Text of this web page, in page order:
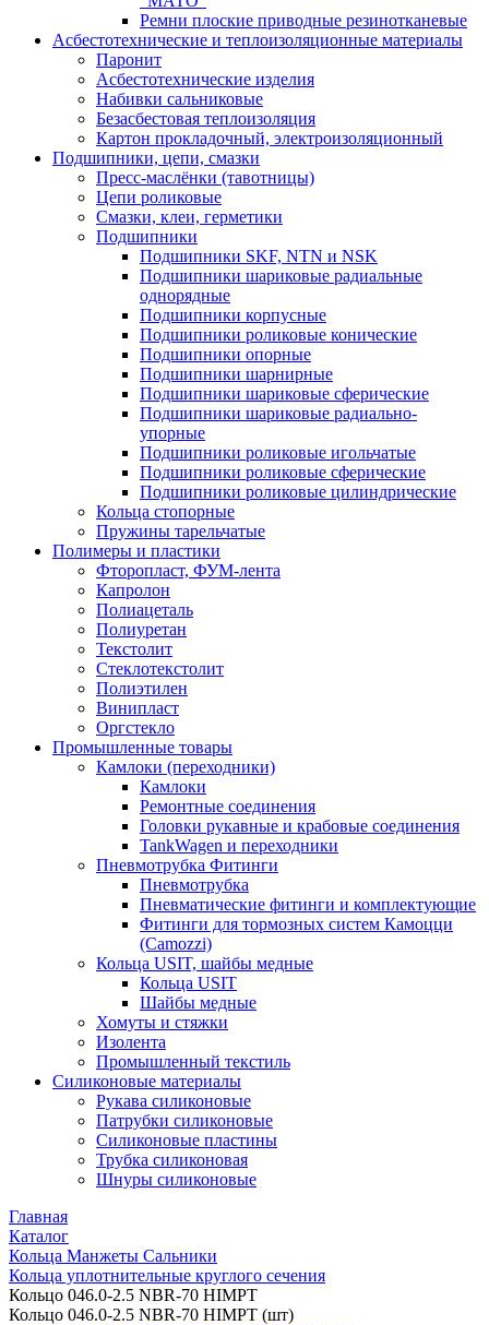
Ремни плоские приводные резинотканевые
Асбестотехнические и теплоизоляционные материалы
Паронит
Асбестотехнические изделия
Набивки сальниковые
Безасбестовая теплоизоляция
Картон прокладочный, электроизоляционный
Подшипники, цепи, смазки
Пресс-маслёнки (тавотницы)
Цепи роликовые
Смазки, клеи, герметики
Подшипники
Подшипники SKF, NTN и NSK
Подшипники шариковые радиальные
однорядные
Подшипники корпусные
Подшипники роликовые конические
Подшипники опорные
Подшипники шарнирные
Подшипники шариковые сферические
Подшипники шариковые радиально-
упорные
Подшипники роликовые игольчатые
Подшипники роликовые сферические
Подшипники роликовые цилиндрические
Кольца стопорные
Пружины тарельчатые
Полимеры и пластики
Фторопласт, ФУМ-лента
Капролон
Полиацеталь
Полиуретан
Текстолит
Стеклотекстолит
Полиэтилен
Винипласт
Оргстекло
Промышленные товары
Камлоки (переходники)
Камлоки
Ремонтные соединения
Головки рукавные и крабовые соединения
TankWagen и переходники
Пневмотрубка Фитинги
Пневмотрубка
Пневматические фитинги и комплектующие
Фитинги для тормозных систем Камоцци
(Camozzi)
Кольца USIT, шайбы медные
Кольца USIT
Шайбы медные
Хомуты и стяжки
Изолента
Промышленный текстиль
Силиконовые материалы
Рукава силиконовые
Патрубки силиконовые
Силиконовые пластины
Трубка силиконовая
Шнуры силиконовые
Главная
Каталог
Кольца Манжеты Сальники
Кольца уплотнительные круглого сечения
Кольцо 046.0-2.5 NBR-70 HIMPT
Кольцо 046.0-2.5 NBR-70 HIMPT (шт)